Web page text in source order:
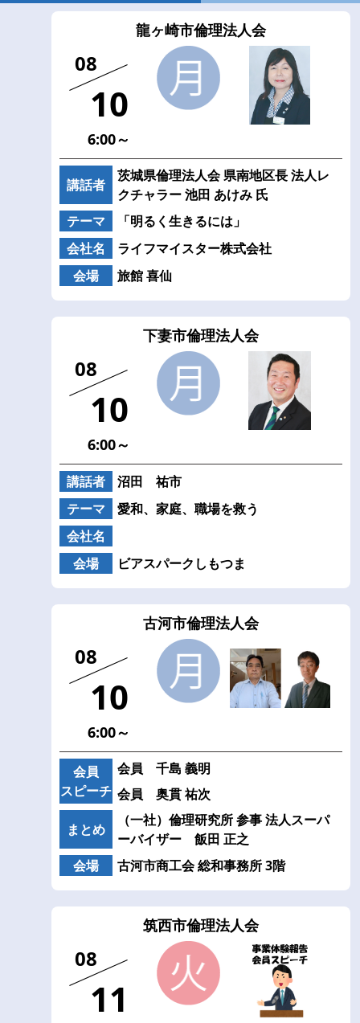
龍ヶ崎市倫理法人会
08
10
6:00～
講話者
茨城県倫理法人会 県南地区長 法人レ
クチャラー 池田 あけみ 氏
テーマ
「明るく生きるには」
会社名
ライフマイスター株式会社
会場
旅館 喜仙
下妻市倫理法人会
08
10
6:00～
講話者
沼田 祐市
テーマ
愛和、家庭、職場を救う
会社名
会場
ビアスパークしもつま
古河市倫理法人会
08
10
6:00～
会員
スピーチ
会員 千島 義明
会員 奥貫 祐次
まとめ
（一社）倫理研究所 参事 法人スーパ
ーバイザー 飯田 正之
会場
古河市商工会 総和事務所 3階
筑西市倫理法人会
08
11